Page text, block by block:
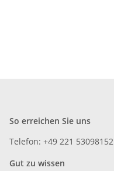
So erreichen Sie uns
Telefon: +49 221 53098152
Gut zu wissen